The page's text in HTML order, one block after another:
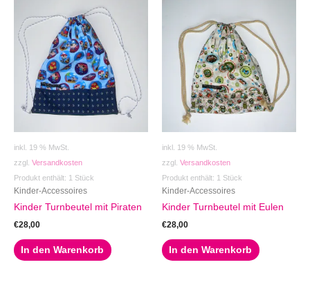
inkl. 19 % MwSt.
zzgl. Versandkosten
Produkt enthält: 1 Stück
Kinder-Accessoires
Kinder Turnbeutel mit Piraten
€28,00
In den Warenkorb
inkl. 19 % MwSt.
zzgl. Versandkosten
Produkt enthält: 1 Stück
Kinder-Accessoires
Kinder Turnbeutel mit Eulen
€28,00
In den Warenkorb